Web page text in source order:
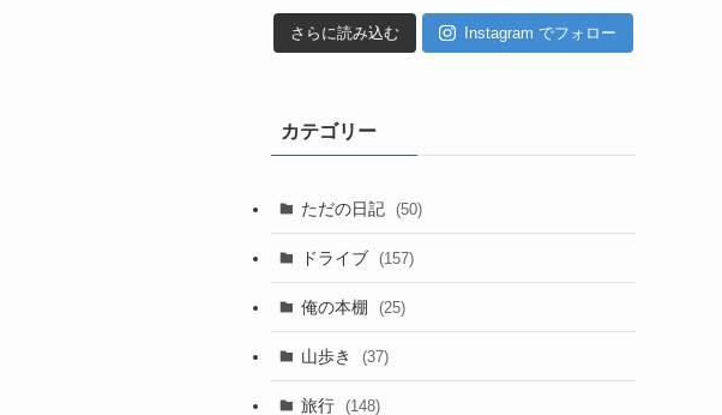
さらに読み込む Instagram でフォロー
カテゴリー
ただの日記 (50)
ドライブ (157)
俺の本棚 (25)
山歩き (37)
旅行 (148)